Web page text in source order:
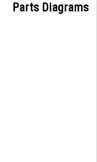
Parts Diagrams